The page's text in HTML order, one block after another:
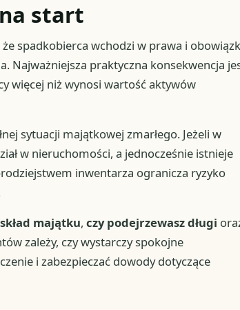
start
spadkobierca wchodzi w prawa i
Najważniejsza praktyczna konsekwencja
więcej niż wynosi wartość aktywów
sytuacji majątkowej zmarłego. Jeżeli w
w nieruchomości, a jednocześnie istnieje
inwentarza ogranicza ryzyko
majątku, czy podejrzewasz długi
zależy, czy wystarczy spokojne
i zabezpieczać dowody dotyczące